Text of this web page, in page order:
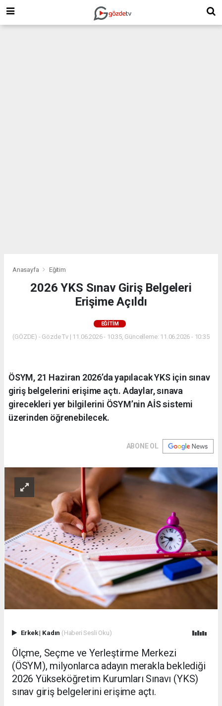
Anasayfa Eğitim
2026 YKS Sınav Giriş Belgeleri
Erişime Açıldı
EĞITIM
(GÖZDE) - Gözde Tv | 11.06.2026 - 10:35, Güncelleme: 11.06.2026 - 10:35
ÖSYM, 21 Haziran 2026’da yapılacak YKS için sınav
giriş belgelerini erişime açtı. Adaylar, sınava
girecekleri yer bilgilerini ÖSYM’nin AİS sistemi
üzerinden öğrenebilecek.
ABONE OL
Erkek| Kadın (Haberi Sesli Oku)
Ölçme, Seçme ve Yerleştirme Merkezi
(ÖSYM), milyonlarca adayın merakla beklediği
2026 Yükseköğretim Kurumları Sınavı (YKS)
sınav giriş belgelerini erişime açtı.